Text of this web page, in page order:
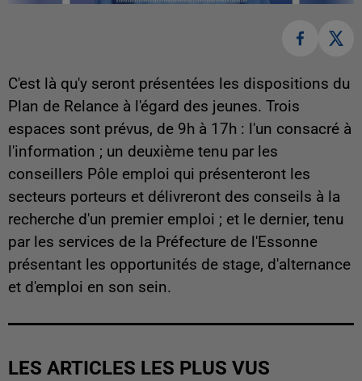
C'est là qu'y seront présentées les dispositions du
Plan de Relance à l'égard des jeunes. Trois
espaces sont prévus, de 9h à 17h : l'un consacré à
l'information ; un deuxième tenu par les
conseillers Pôle emploi qui présenteront les
secteurs porteurs et délivreront des conseils à la
recherche d'un premier emploi ; et le dernier, tenu
par les services de la Préfecture de l'Essonne
présentant les opportunités de stage, d'alternance
et d'emploi en son sein.
LES ARTICLES LES PLUS VUS